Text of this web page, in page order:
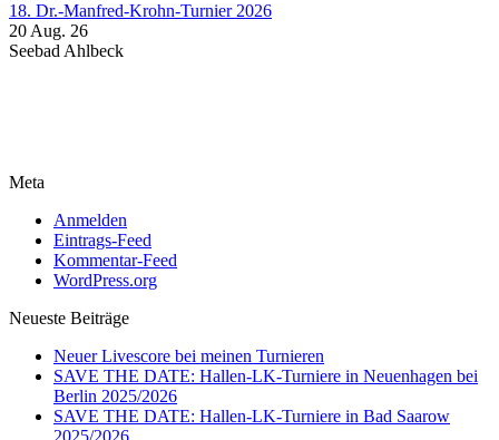
18. Dr.-Manfred-Krohn-Turnier 2026
20 Aug. 26
Seebad Ahlbeck
Meta
Anmelden
Eintrags-Feed
Kommentar-Feed
WordPress.org
Neueste Beiträge
Neuer Livescore bei meinen Turnieren
SAVE THE DATE: Hallen-LK-Turniere in Neuenhagen bei
Berlin 2025/2026
SAVE THE DATE: Hallen-LK-Turniere in Bad Saarow